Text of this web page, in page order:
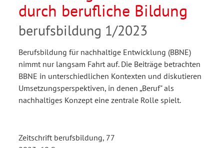
durch berufliche Bildung
berufsbildung 1/2023
Berufsbildung für nachhaltige Entwicklung (BBNE)
nimmt nur langsam Fahrt auf. Die Beiträge betrachten
BBNE in unterschiedlichen Kontexten und diskutieren
Umsetzungsperspektiven, in denen „Beruf" als
nachhaltiges Konzept eine zentrale Rolle spielt.
Zeitschrift berufsbildung, 77